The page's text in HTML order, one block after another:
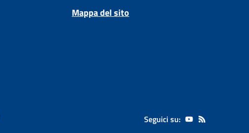
Mappa del sito
Seguici su: